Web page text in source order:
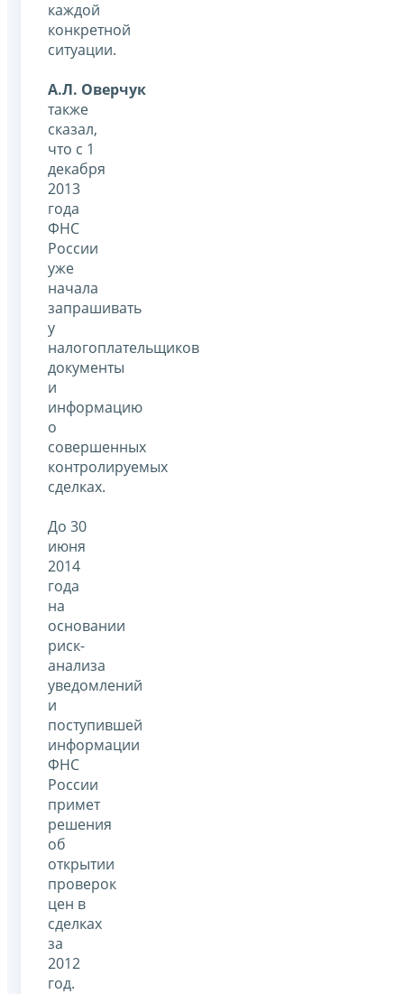
каждой
конкретной
ситуации.
А.Л. Оверчук
также
сказал,
что с 1
декабря
2013
года
ФНС
России
уже
начала
запрашивать
у
налогоплательщиков
документы
и
информацию
о
совершенных
контролируемых
сделках.
До 30
июня
2014
года
на
основании
риск-
анализа
уведомлений
и
поступившей
информации
ФНС
России
примет
решения
об
открытии
проверок
цен в
сделках
за
2012
год.